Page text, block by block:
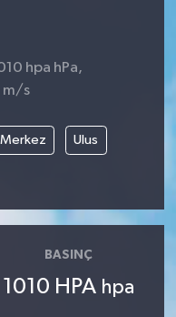
hpa hPa,
m/s
Merkez Ulus
BASINÇ
1010 HPA hpa